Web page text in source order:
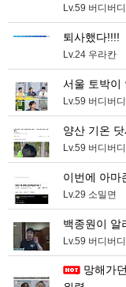
Lv.59 버디버디
퇴사했다!!!!
Lv.24 우라칸
서울 토박이
Lv.59 버디버디
양산 기온
Lv.59 버디버디
이번에 아마
Lv.29 소밀면
백종원이 알
Lv.59 버디버디